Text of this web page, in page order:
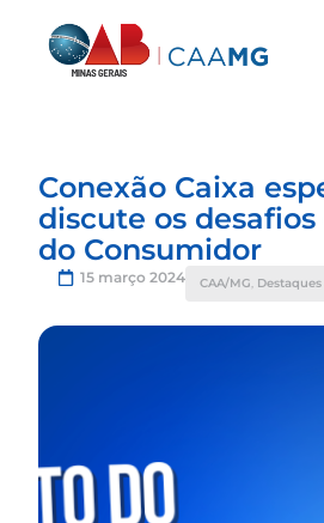
Conexão Caixa
discute os
do Consumidor
15 março 2024 CAA/MG, Destaques